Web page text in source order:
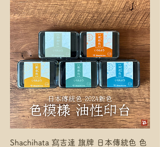
Shachihata 寫吉達 旗牌 日本傳統色 色